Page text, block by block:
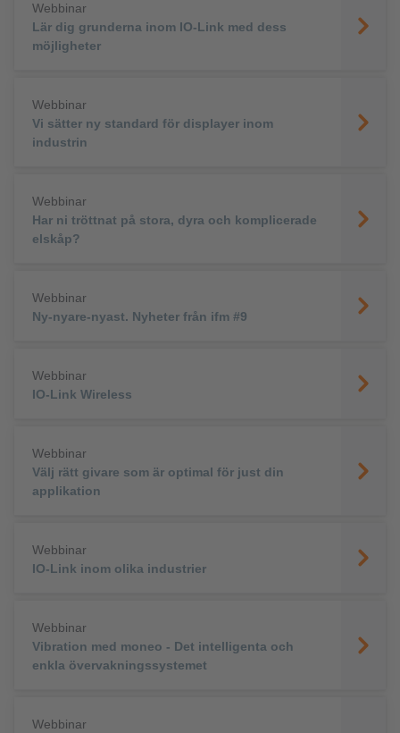
Webbinar
Lär dig grunderna inom IO-Link med dess
möjligheter
Webbinar
Vi sätter ny standard för displayer inom
industrin
Webbinar
Har ni tröttnat på stora, dyra och komplicerade
elskåp?
Webbinar
Ny-nyare-nyast. Nyheter från ifm #9
Webbinar
IO-Link Wireless
Webbinar
Välj rätt givare som är optimal för just din
applikation
Webbinar
IO-Link inom olika industrier
Webbinar
Vibration med moneo - Det intelligenta och
enkla övervakningssystemet
Webbinar